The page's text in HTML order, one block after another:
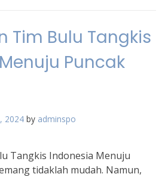
Tim Bulu Tangkis
Puncak
2024 by adminspo
Tangkis Indonesia Menuju
tidaklah mudah. Namun,